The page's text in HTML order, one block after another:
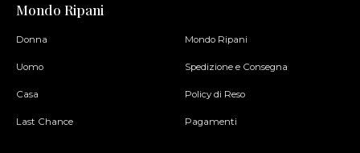
Mondo Ripani
Donna
Uomo
Casa
Last Chance
Mondo Ripani
Spedizione e Consegna
Policy di Reso
Pagamenti